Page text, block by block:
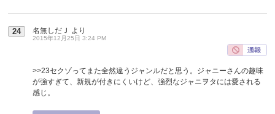
24 名無しだＪ より
2015年12月25日 3:24 PM
>>23セクゾってまた全然違うジャンルだと思う。ジャニーさんの趣味
が強すぎて、新規が付きにくいけど、強烈なジャニヲタには愛される
感じ。